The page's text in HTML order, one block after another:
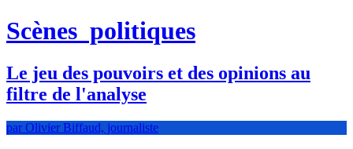
Scènes politiques
Le jeu des pouvoirs et des opinions au
filtre de l'analyse
par Olivier Biffaud, journaliste